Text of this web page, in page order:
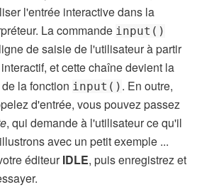
l'entrée interactive dans la
La commande input()
de saisie de l'utilisateur à partir
et cette chaîne devient la
la fonction input() . En outre,
d'entrée, vous pouvez passez
, qui demande à l'utilisateur ce qu'il
avec un petit exemple ...
éditeurIDLE, puis enregistrez et